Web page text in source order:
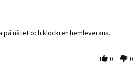
2025
nätet och klockren hemleverans.
0 0